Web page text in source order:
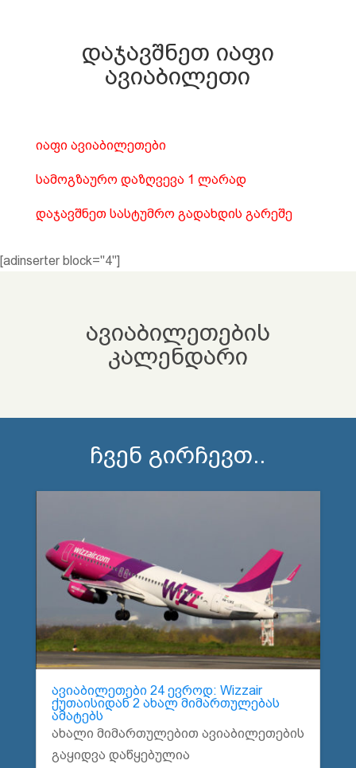
დაჯავშნეთ იაფი
ავიაბილეთი
იაფი ავიაბილეთები
სამოგზაურო დაზღვევა 1 ლარად
დაჯავშნეთ სასტუმრო გადახდის გარეშე
[adinserter block="4"]
ავიაბილეთების
კალენდარი
ჩვენ გირჩევთ..
ავიაბილეთები 24 ევროდ: Wizzair
ქუთაისიდან 2 ახალ მიმართულებას
ამატებს
ახალი მიმართულებით ავიაბილეთების
გაყიდვა დაწყებულია